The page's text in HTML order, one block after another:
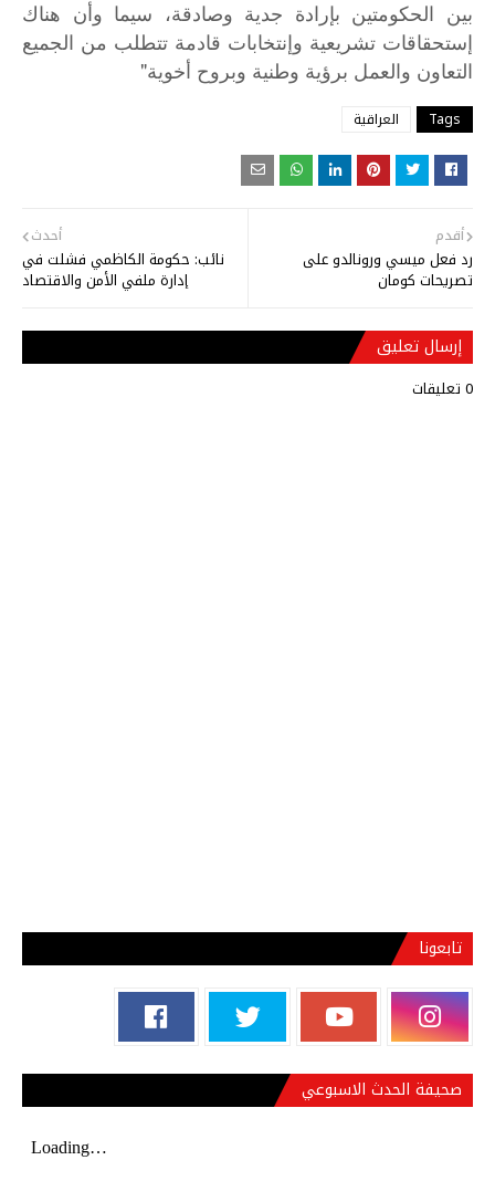
بين
الحكومتين بإرادة جدية وصادقة، سيما وأن
هناك
إستحقاقات تشريعية وإنتخابات قادمة تتطلب من
الجميع
التعاون والعمل برؤية وطنية وبروح أخوية"
Tags العراقية
أحدث
نائب: حكومة الكاظمي فشلت في
إدارة ملفي الأمن والاقتصاد
أقدم
رد فعل ميسي ورونالدو على
تصريحات كومان
إرسال تعليق
0 تعليقات
تابعونا
صحيفة الحدث الاسبوعي